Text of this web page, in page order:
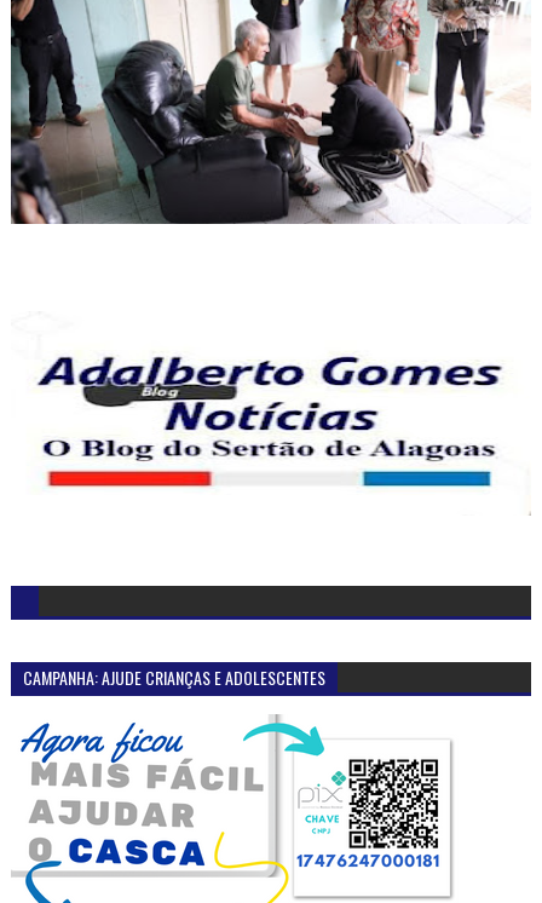
CAMPANHA: AJUDE CRIANÇAS E ADOLESCENTES